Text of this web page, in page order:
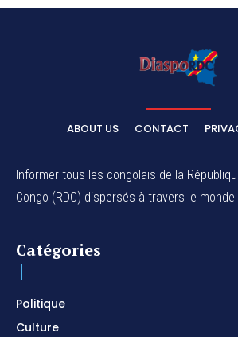
Dieu de Secours - God of
Yahweh Sabaoth / Prophetic
/ Piano pour prier / Instrumental
ELIKIA NA NGAI / Instrumental de
01:03:38
Piano pour prier / Soaking
01:17:32
For Your Name Is Holy /
I SURRENDER / Soaking Worship
ABOUT US CONTACT
Informer tous les congolais de la
Congo (RDC) dispersés à travers le
Catégories
Politique
Culture